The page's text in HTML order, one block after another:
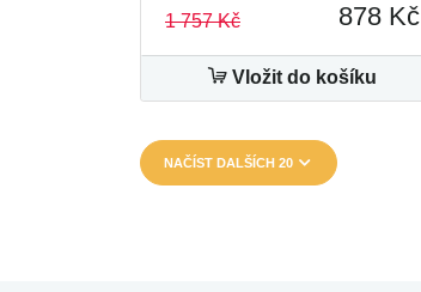
1 757 Kč 878 Kč
Vložit do košíku
NAČÍST DALŠÍCH 20